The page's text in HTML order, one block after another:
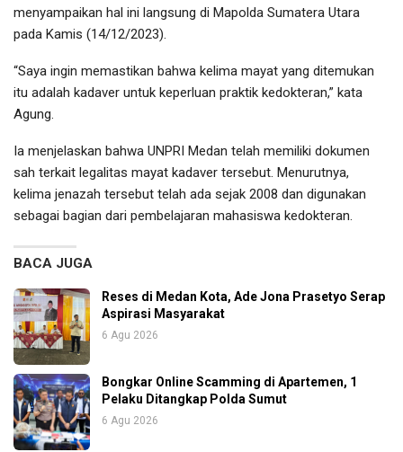
menyampaikan hal ini langsung di Mapolda Sumatera Utara
pada Kamis (14/12/2023).
“Saya ingin memastikan bahwa kelima mayat yang ditemukan
itu adalah kadaver untuk keperluan praktik kedokteran,” kata
Agung.
Ia menjelaskan bahwa UNPRI Medan telah memiliki dokumen
sah terkait legalitas mayat kadaver tersebut. Menurutnya,
kelima jenazah tersebut telah ada sejak 2008 dan digunakan
sebagai bagian dari pembelajaran mahasiswa kedokteran.
BACA JUGA
Reses di Medan Kota, Ade Jona Prasetyo Serap
Aspirasi Masyarakat
6 Agu 2026
Bongkar Online Scamming di Apartemen, 1
Pelaku Ditangkap Polda Sumut
6 Agu 2026